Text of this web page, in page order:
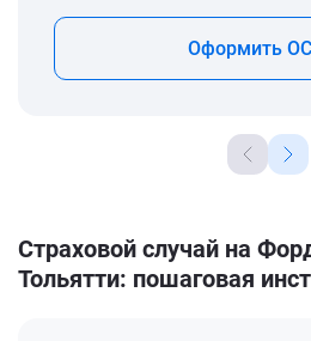
Оформить
Страховой случай на
Тольятти: пошаговая